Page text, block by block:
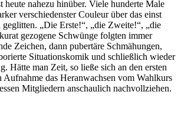
heute nahezu hinüber. Viele hunderte Male
verschiedenster Couleur über das einst
„Die Erste!“, „die Zweite!“, „die
gezogene Schwünge folgten immer
Zeichen, dann pubertäre Schmähungen,
Situationskomik und schließlich wieder
Hätte man Zeit, so ließe sich an den ersten
Aufnahme das Heranwachsen vom Wahlkurs
Mitgliedern anschaulich nachvollziehen.